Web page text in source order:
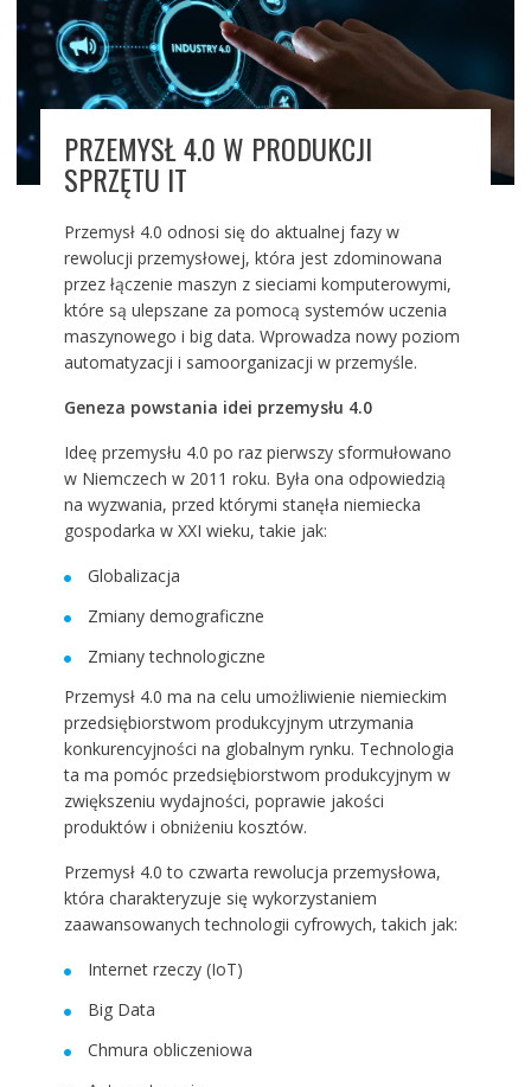
PRZEMYSŁ 4.0 W PRODUKCJI
SPRZĘTU IT
Przemysł 4.0 odnosi się do aktualnej fazy w
rewolucji przemysłowej, która jest zdominowana
przez łączenie maszyn z sieciami komputerowymi,
które są ulepszane za pomocą systemów uczenia
maszynowego i big data. Wprowadza nowy poziom
automatyzacji i samoorganizacji w przemyśle.
Geneza powstania idei przemysłu 4.0
Ideę przemysłu 4.0 po raz pierwszy sformułowano
w Niemczech w 2011 roku. Była ona odpowiedzią
na wyzwania, przed którymi stanęła niemiecka
gospodarka w XXI wieku, takie jak:
Globalizacja
Zmiany demograficzne
Zmiany technologiczne
Przemysł 4.0 ma na celu umożliwienie niemieckim
przedsiębiorstwom produkcyjnym utrzymania
konkurencyjności na globalnym rynku. Technologia
ta ma pomóc przedsiębiorstwom produkcyjnym w
zwiększeniu wydajności, poprawie jakości
produktów i obniżeniu kosztów.
Przemysł 4.0 to czwarta rewolucja przemysłowa,
która charakteryzuje się wykorzystaniem
zaawansowanych technologii cyfrowych, takich jak:
Internet rzeczy (IoT)
Big Data
Chmura obliczeniowa